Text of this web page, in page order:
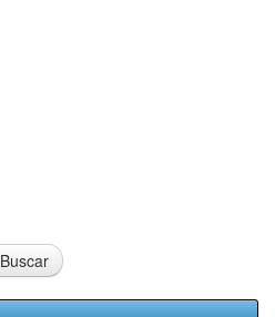
Buscar